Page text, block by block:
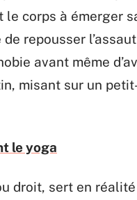
corps à émerger
repousser
avant même
misant sur un
le yoga
droit, sert en